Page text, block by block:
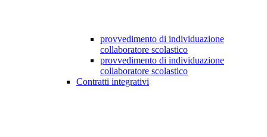
provvedimento di individuazione
collaboratore scolastico
provvedimento di individuazione
collaboratore scolastico
Contratti integrativi